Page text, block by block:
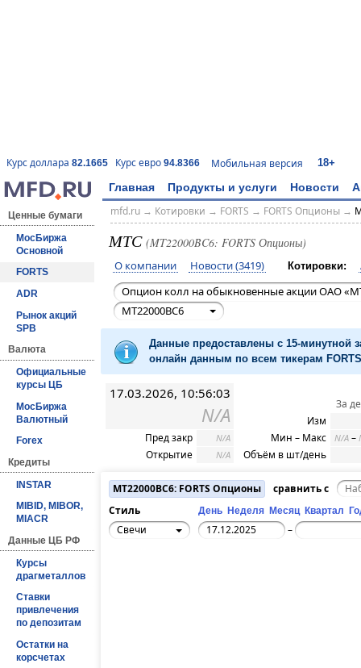
Курс доллара 82.1665 Курс евро 94.8366 Мобильная версия 18+
Главная Продукты и услуги Новости
Ценные бумаги
МосБиржа
Основной
FORTS
ADR
Рынок акций
SPB
Валюта
Официальные
курсы ЦБ
МосБиржа
Валютный
Forex
Кредиты
INSTAR
MIBID, MIBOR,
MIACR
Данные ЦБ РФ
Курсы
драгметаллов
Ставки
привлечения
по депозитам
Остатки на
корсчетах
mfd.ru→ Котировки → FORTS → FORTS Опционы→
МТС (MT22000BC6: FORTS Опционы)
О компании Новости (3419) Котировки:
Опцион колл на обыкновенные акции ОАО
MT22000BC6
Данные предоставлены с 15-минутной
онлайн данным по всем тикерам
17.03.2026, 10:56:03
N/A
Пред закр N/A
Открытие N/A
За
Изм
Мин – Макс
N/A –
Объём в шт/день
MT22000BC6: FORTS Опционы
сравнить с
Стиль
День Неделя Месяц Квартал
Свечи –